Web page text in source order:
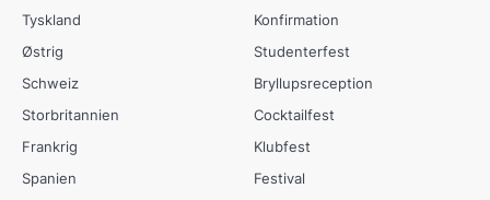
Tyskland
Østrig
Schweiz
Storbritannien
Frankrig
Spanien
Konfirmation
Studenterfest
Bryllupsreception
Cocktailfest
Klubfest
Festival